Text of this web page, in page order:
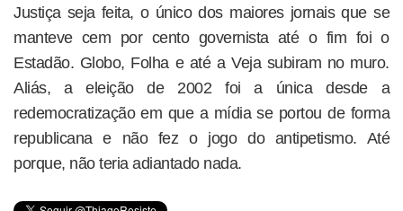
Justiça seja feita, o único dos maiores jornais que se
manteve cem por cento governista até o fim foi o
Estadão. Globo, Folha e até a Veja subiram no muro.
Aliás, a eleição de 2002 foi a única desde a
redemocratização em que a mídia se portou de forma
republicana e não fez o jogo do antipetismo. Até
porque, não teria adiantado nada.